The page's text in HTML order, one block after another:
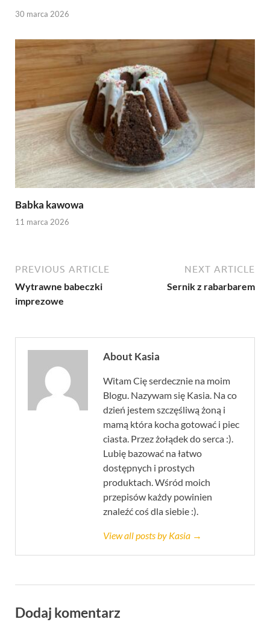
30 marca 2026
Babka kawowa
11 marca 2026
PREVIOUS ARTICLE
Wytrawne babeczki
imprezowe
NEXT ARTICLE
Sernik z rabarbarem
About Kasia
Witam Cię serdecznie na moim
Blogu. Nazywam się Kasia. Na co
dzień jestem szczęśliwą żoną i
mamą która kocha gotować i piec
ciasta. Przez żołądek do serca :).
Lubię bazować na łatwo
dostępnych i prostych
produktach. Wśród moich
przepisów każdy powinien
znaleźć coś dla siebie :).
View all posts by Kasia →
Dodaj komentarz